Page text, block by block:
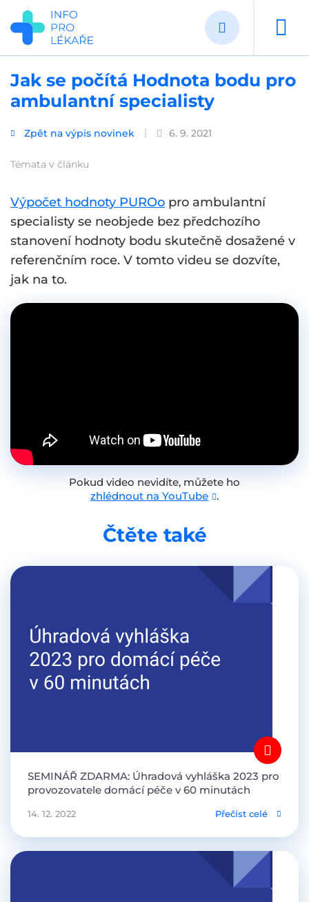
Přejít
hlavnímu
obsahu
Jak se počítá Hodnota bodu pro
ambulantní specialisty
Zpět na výpis novinek 6. 9. 2021
Témata v článku
Výpočet hodnoty PUROo pro ambulantní
specialisty se neobjede bez předchozího
stanovení hodnoty bodu skutečně dosažené v
referenčním roce. V tomto videu se dozvíte,
jak na to.
Pokud video nevidíte, můžete ho
zhlédnout na YouTube
.
Čtěte také
SEMINÁŘ ZDARMA: Úhradová vyhláška 2023 pro
provozovatele domácí péče v 60 minutách
14. 12. 2022 Přečíst celé